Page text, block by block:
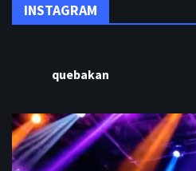
INSTAGRAM
quebakan